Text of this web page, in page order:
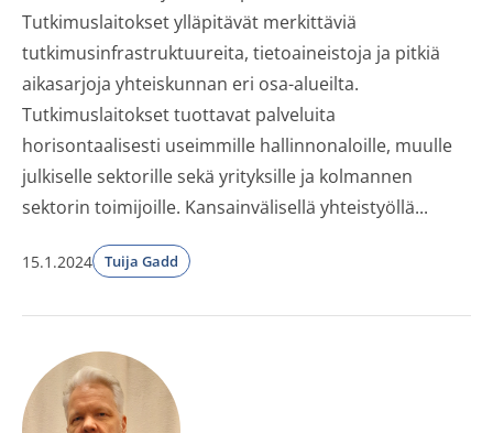
Tutkimuslaitokset ylläpitävät merkittäviä
tutkimusinfrastruktuureita, tietoaineistoja ja pitkiä
aikasarjoja yhteiskunnan eri osa-alueilta.
Tutkimuslaitokset tuottavat palveluita
horisontaalisesti useimmille hallinnonaloille, muulle
julkiselle sektorille sekä yrityksille ja kolmannen
sektorin toimijoille. Kansainvälisellä yhteistyöllä...
15.1.2024 Tuija Gadd